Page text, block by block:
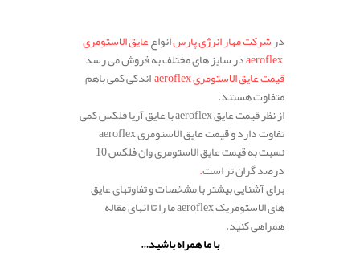
درشرکت مهار انرژی پارسانواععایق الاستومری
در سایز های مختلف به فروش می رسد
قیمت عایق الاستومری aeroflex
اندکی کمی باهم
متفاوت هستند.
از نظر قیمت عایق aeroflex با عایق آریا فلکس کمی
تفاوت دارد و قیمت عایق الاستومری aeroflex
نسبت به قیمت عایق الاستومری وان فلکس 10
درصد گران تر است.
برای آشنایی بیشتر با مشخصات و تفاوتهای عایق
های الاستومریک aeroflex ما را تا انهای مقاله
همراهی کنید.
با ما همراه باشید…